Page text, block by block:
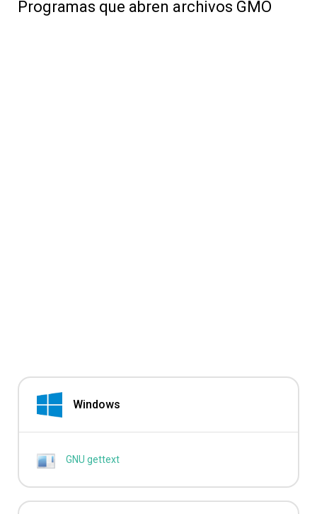
Programas que abren archivos GMO
Windows
GNU gettext